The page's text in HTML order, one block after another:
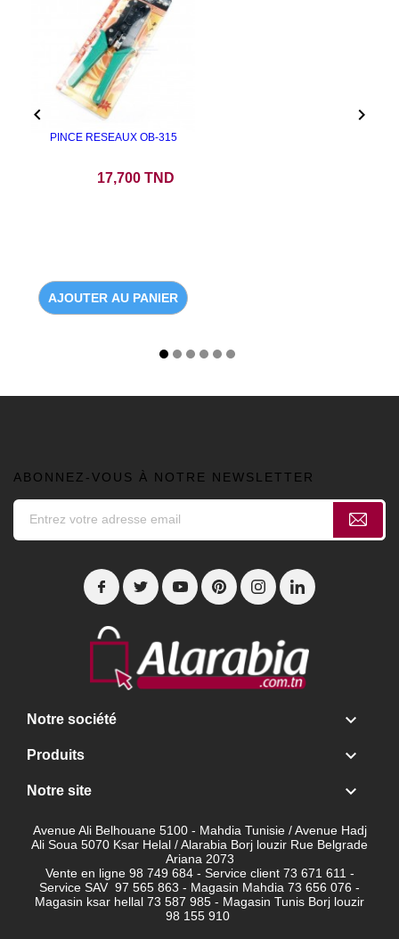
PINCE RESEAUX OB-315
17,700 TND
AJOUTER AU PANIER
 
ABONNEZ-VOUS À NOTRE NEWSLETTER
Notre société 
Produits 
Notre site 
Avenue Ali Belhouane 5100 - Mahdia Tunisie / Avenue Hadj
Ali Soua 5070 Ksar Helal / Alarabia Borj louzir Rue Belgrade
Ariana 2073
Vente en ligne 98 749 684 - Service client 73 671 611 -
Service SAV 97 565 863 - Magasin Mahdia 73 656 076 -
Magasin ksar hellal 73 587 985 - Magasin Tunis Borj louzir
98 155 910